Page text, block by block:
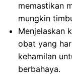
memastikan
mungkin
Menjelaskan
obat yang
kehamilan
berbahaya.